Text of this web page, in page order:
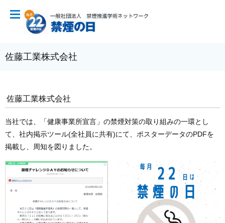
佐藤工業株式会社
佐藤工業株式会社
当社では、「健康事業所宣言」の禁煙対策の取り組みの一環とし
て、社内掲示ツール(全社員に共有)にて、ポスターデータのPDFを
掲載し、周知を図りました。